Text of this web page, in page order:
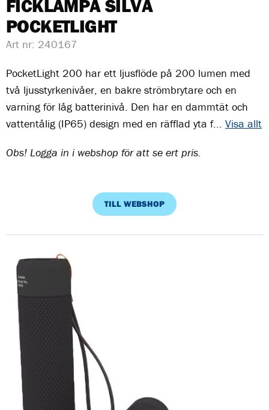
FICKLAMPA SILVA
POCKETLIGHT
Art nr: 240167
PocketLight 200 har ett ljusflöde på 200 lumen med
två ljusstyrkenivåer, en bakre strömbrytare och en
varning för låg batterinivå. Den har en dammtät och
vattentålig (IP65) design med en räfflad yta f... Visa allt
Obs! Logga in i webshop för att se ert pris.
TILL WEBSHOP